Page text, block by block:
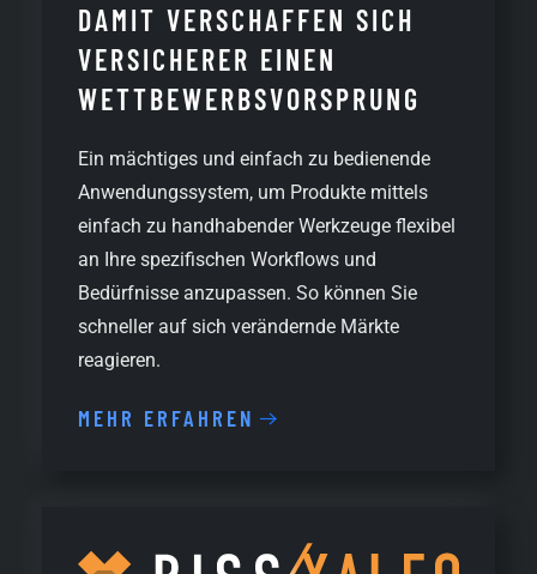
DAMIT VERSCHAFFEN SICH
VERSICHERER EINEN
WETTBEWERBS­VORSPRUNG
Ein mächtiges und einfach zu bedienende
Anwendungssystem, um Produkte mittels
einfach zu handhabender Werkzeuge flexibel
an Ihre spezifischen Workflows und
Bedürfnisse anzupassen. So können Sie
schneller auf sich verändernde Märkte
reagieren.
MEHR ERFAHREN